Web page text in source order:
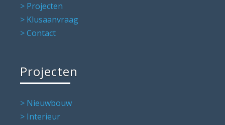
> Projecten
> Klusaanvraag
> Contact
Projecten
> Nieuwbouw
> Interieur